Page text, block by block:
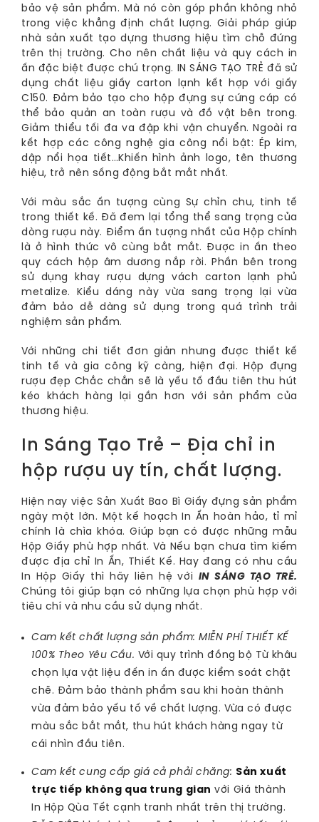
bảo vệ sản phẩm. Mà nó còn góp phần không nhỏ
trong việc khẳng định chất lượng. Giải pháp giúp
nhà sản xuất tạo dựng thương hiệu tìm chỗ đứng
trên thị trường. Cho nên chất liệu và quy cách in
ấn đặc biệt được chú trọng. IN SÁNG TẠO TRẺ đã sử
dụng chất liệu giấy carton lạnh kết hợp với giấy
C150. Đảm bảo tạo cho hộp đựng sự cứng cáp có
thể bảo quản an toàn rượu và đồ vật bên trong.
Giảm thiểu tối đa va đập khi vận chuyển. Ngoài ra
kết hợp các công nghệ gia công nổi bật: Ép kim,
dập nổi họa tiết…Khiến hình ảnh logo, tên thương
hiệu, trở nên sống động bắt mắt nhất.
Với màu sắc ấn tượng cùng Sự chỉn chu, tinh tế
trong thiết kế. Đã đem lại tổng thể sang trọng của
dòng rượu này. Điểm ấn tượng nhất của Hộp chính
là ở hình thức vô cùng bắt mắt. Được in ấn theo
quy cách hộp âm dương nắp rời. Phần bên trong
sử dụng khay rượu dựng vách carton lạnh phủ
metalize. Kiểu dáng này vừa sang trọng lại vừa
đảm bảo dễ dàng sử dụng trong quá trình trải
nghiệm sản phẩm.
Với những chi tiết đơn giản nhưng được thiết kế
tinh tế và gia công kỹ càng, hiện đại. Hộp đựng
rượu đẹp Chắc chắn sẽ là yếu tố đầu tiên thu hút
kéo khách hàng lại gần hơn với sản phẩm của
thương hiệu.
In Sáng Tạo Trẻ – Địa chỉ in
hộp rượu uy tín, chất lượng.
Hiện nay việc Sản Xuất Bao Bì Giấy đựng sản phẩm
ngày một lớn. Một kế hoạch In Ấn hoàn hảo, tỉ mỉ
chính là chìa khóa. Giúp bạn có được những mẫu
Hộp Giấy phù hợp nhất. Và Nếu bạn chưa tìm kiếm
được địa chỉ In Ấn, Thiết Kế. Hay đang có nhu cầu
In Hộp Giấy thì hãy liên hệ với IN SÁNG TẠO TRẺ.
Chúng tôi giúp bạn có những lựa chọn phù hợp với
tiêu chí và nhu cầu sử dụng nhất.
Cam kết chất lượng sản phẩm: MIỄN PHÍ THIẾT KẾ
100% Theo Yêu Cầu. Với quy trình đồng bộ Từ khâu
chọn lựa vật liệu đến in ấn được kiểm soát chặt
chẽ. Đảm bảo thành phẩm sau khi hoàn thành
vừa đảm bảo yếu tố về chất lượng. Vừa có được
màu sắc bắt mắt, thu hút khách hàng ngay từ
cái nhìn đầu tiên.
Cam kết cung cấp giá cả phải chăng: Sản xuất
trực tiếp không qua trung gian với Giá thành
In Hộp Qùa Tết cạnh tranh nhất trên thị trường.